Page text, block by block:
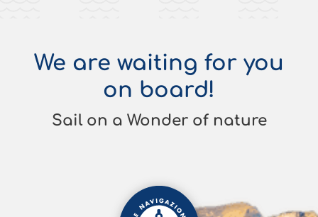
We are waiting for you
on board!
Sail on a Wonder of nature